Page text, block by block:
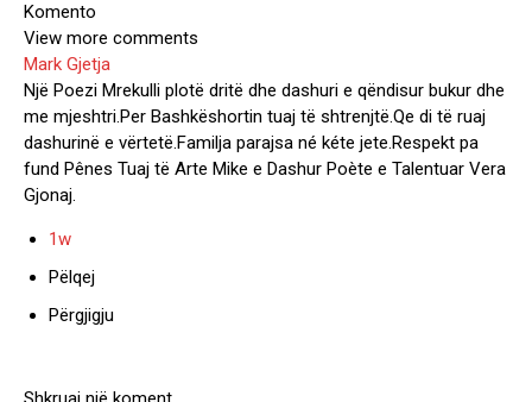
Komento
View more comments
Mark Gjetja
Një Poezi Mrekulli plotë dritë dhe dashuri e qëndisur bukur dhe
me mjeshtri.Per Bashkëshortin tuaj të shtrenjtë.Qe di të ruaj
dashurinë e vërtetë.Familja parajsa né kéte jete.Respekt pa
fund Pênes Tuaj të Arte Mike e Dashur Poète e Talentuar Vera
Gjonaj.
1w
Pëlqej
Përgjigju